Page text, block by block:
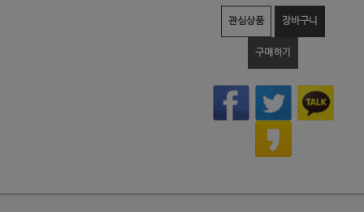
관심상품 장바구니
구매하기